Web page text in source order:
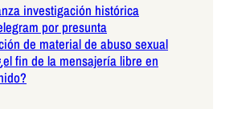
investigación histórica
por presunta
de material de abuso sexual
fin de la mensajería libre en